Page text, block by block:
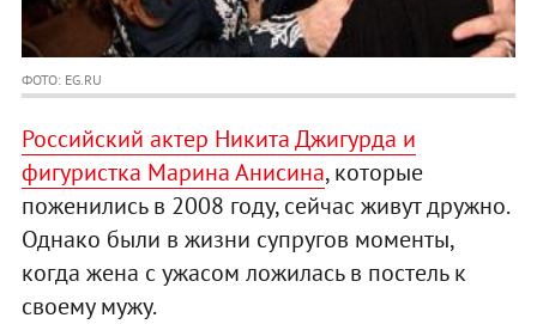
ФОТО: EG.RU
Российский актер Никита Джигурда и
фигуристка Марина Анисина, которые
поженились в 2008 году, сейчас живут дружно.
Однако были в жизни супругов моменты,
когда жена с ужасом ложилась в постель к
своему мужу.